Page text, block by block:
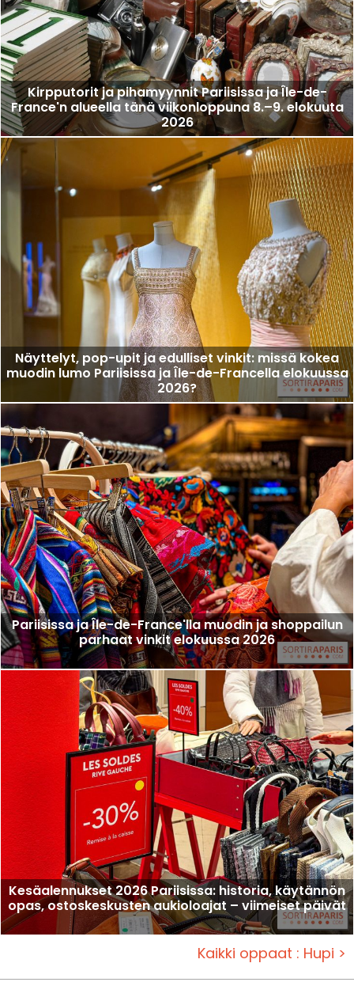
Kirpputorit ja pihamyynnit Pariisissa ja Île-de-
France'n alueella tänä viikonloppuna 8.–9. elokuuta
2026
Näyttelyt, pop-upit ja edulliset vinkit: missä kokea
muodin lumo Pariisissa ja Île-de-Francella elokuussa
2026?
Pariisissa ja Île-de-France'lla muodin ja shoppailun
parhaat vinkit elokuussa 2026
Kesäalennukset 2026 Pariisissa: historia, käytännön
opas, ostoskeskusten aukioloajat – viimeiset päivät
Kaikki oppaat : Hupi >